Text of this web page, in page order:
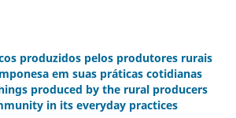
produzidos pelos produtores rurais
em suas práticas cotidianas
produced by the rural producers
in its everyday practices